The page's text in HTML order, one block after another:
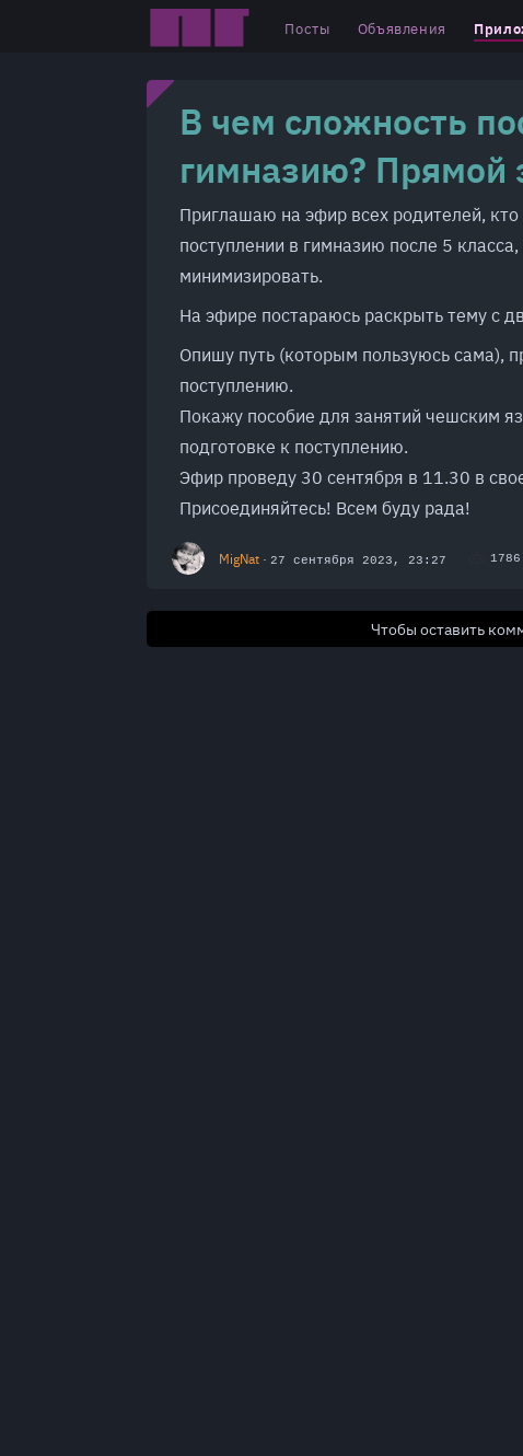
Посты Объявления
В чем сложность
гимназию? Прямой
Приглашаю на эфир всех родителей,
поступлении в гимназию после 5
минимизировать.
На эфире постараюсь раскрыть тему с
Опишу путь (которым пользуюсь сама),
поступлению.
Покажу пособие для занятий чешским
подготовке к поступлению.
Эфир проведу 30 сентября в 11.30 в
Присоединяйтесь! Всем буду рада!
MigNat · 27 сентября 2023, 23:27 1786
Чтобы оставить